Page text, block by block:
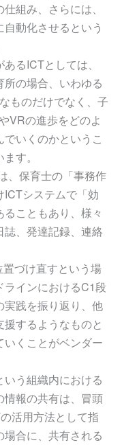
組み、さらには、
動化させるという
るICTとしては、
の場合、いわゆる
ものだけでなく、子
VRの進歩をどのよ
いくのかというこ
す。
、保育士の「事務作
システムで「効
こともあり、様々
、発達記録、連絡
づけ直すという場
ラインにおけるC1段
実践を振り返り、他
するようなものと
くことがベンダー
う組織内における
情報の共有は、冒頭
活用方法として指
合に、共有される